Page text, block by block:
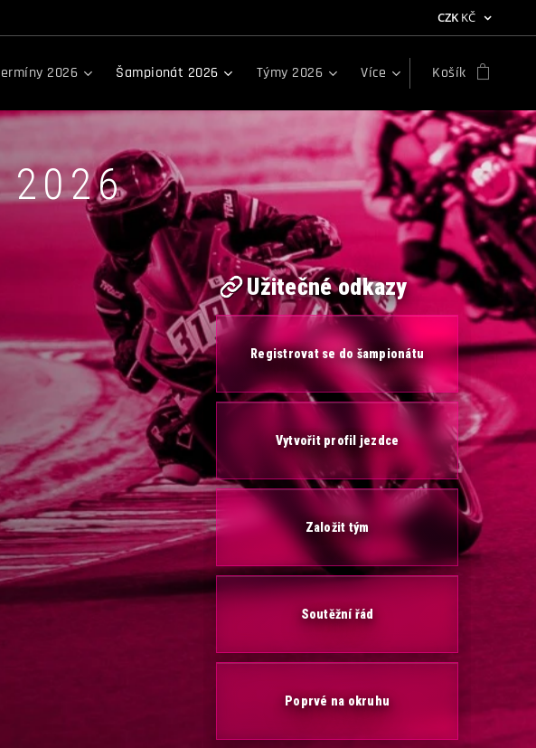
CZK KČ
2026 Šampionát 2026 Týmy 2026 Více Košík
2026
Užitečné odkazy
Registrovat se do šampionátu
Vytvořit profil jezdce
Založit tým
Soutěžní řád
Poprvé na okruhu